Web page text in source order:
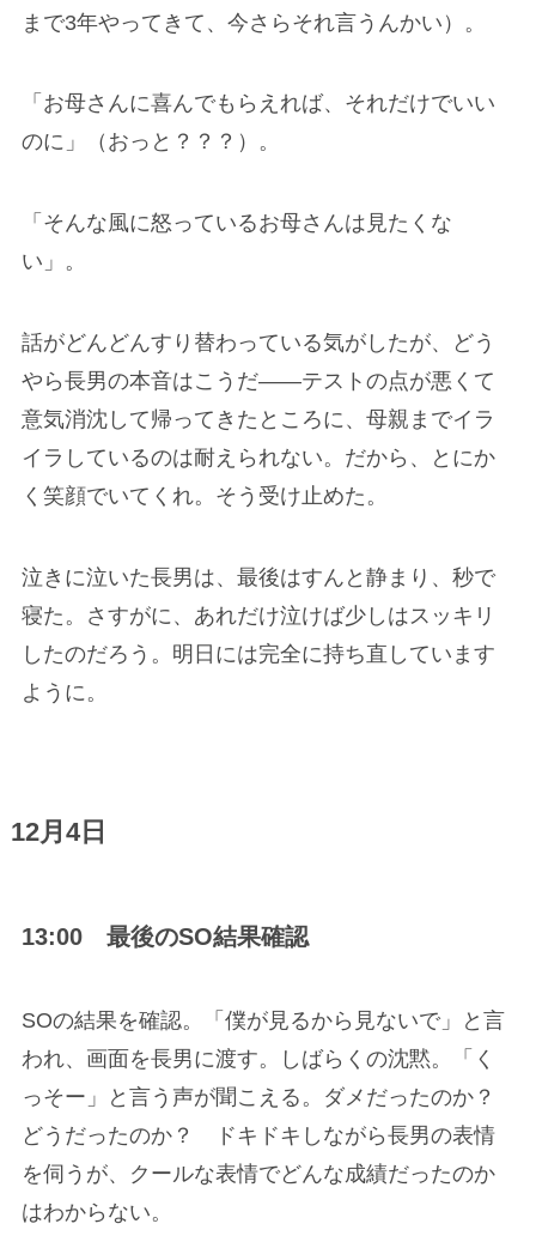
まで3年やってきて、今さらそれ言うんかい）。
「お母さんに喜んでもらえれば、それだけでいい
のに」（おっと？？？）。
「そんな風に怒っているお母さんは見たくな
い」。
話がどんどんすり替わっている気がしたが、どう
やら長男の本音はこうだ――テストの点が悪くて
意気消沈して帰ってきたところに、母親までイラ
イラしているのは耐えられない。だから、とにか
く笑顔でいてくれ。そう受け止めた。
泣きに泣いた長男は、最後はすんと静まり、秒で
寝た。さすがに、あれだけ泣けば少しはスッキリ
したのだろう。明日には完全に持ち直しています
ように。
12月4日
13:00 最後のSO結果確認
SOの結果を確認。「僕が見るから見ないで」と言
われ、画面を長男に渡す。しばらくの沈黙。「く
っそー」と言う声が聞こえる。ダメだったのか？
どうだったのか？ ドキドキしながら長男の表情
を伺うが、クールな表情でどんな成績だったのか
はわからない。